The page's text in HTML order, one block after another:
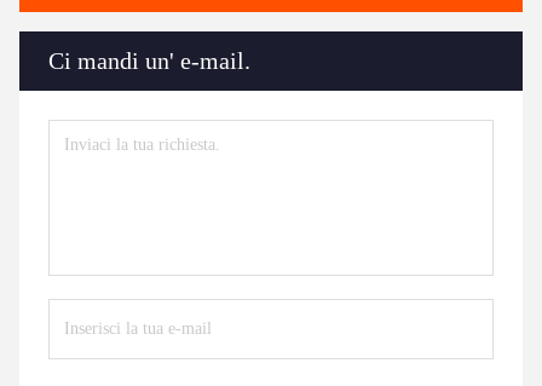
Ci mandi un' e-mail.